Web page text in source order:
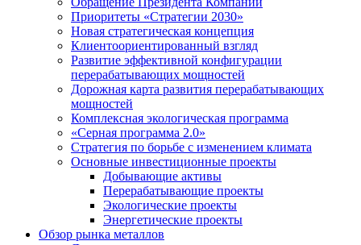
Приоритеты «Стратегии 2030»
Новая стратегическая концепция
Клиентоориентированный взгляд
Развитие эффективной конфигурации
перерабатывающих мощностей
Дорожная карта развития перерабатывающих
мощностей
Комплексная экологическая программа
«Серная программа 2.0»
Стратегия по борьбе с изменением климата
Основные инвестиционные проекты
Добывающие активы
Перерабатывающие проекты
Экологические проекты
Энергетические проекты
Обзор рынка металлов